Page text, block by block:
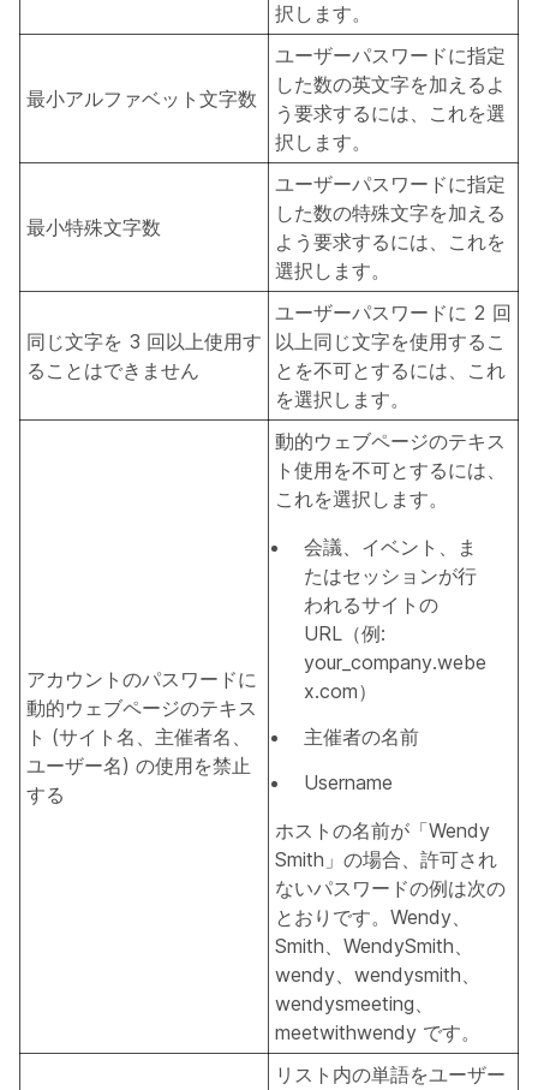
択します。
最小アルファベット文字数
ユーザーパスワードに指定
した数の英文字を加えるよ
う要求するには、これを選
択します。
最小特殊文字数
ユーザーパスワードに指定
した数の特殊文字を加える
よう要求するには、これを
選択します。
同じ文字を 3 回以上使用す
ることはできません
ユーザーパスワードに 2 回
以上同じ文字を使用するこ
とを不可とするには、これ
を選択します。
アカウントのパスワードに
動的ウェブページのテキス
ト (サイト名、主催者名、
ユーザー名) の使用を禁止
する
動的ウェブページのテキス
ト使用を不可とするには、
これを選択します。
会議、イベント、ま
たはセッションが行
われるサイトの
URL（例:
your_company.webe
x.com）
主催者の名前
Username
ホストの名前が「Wendy
Smith」の場合、許可され
ないパスワードの例は次の
とおりです。Wendy、
Smith、WendySmith、
wendy、wendysmith、
wendysmeeting、
meetwithwendy です。
リスト内の単語をユーザー